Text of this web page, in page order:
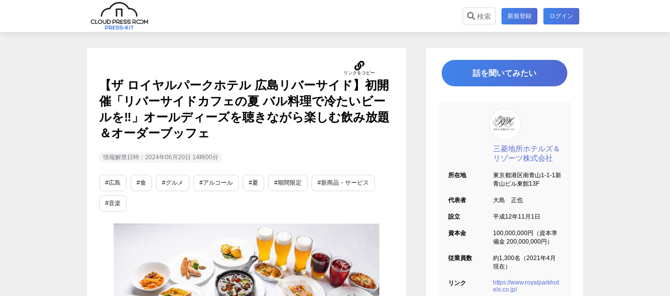
検索 新規登録 ログイン
【ザ ロイヤルパークホテル 広島リバーサイド】初開
催「リバーサイドカフェの夏 バル料理で冷たいビー
ルを‼」オールディーズを聴きながら楽しむ飲み放題
＆オーダーブッフェ
情報解禁日時：2024年06月20日 14時00分
#広島 #食 #グルメ #アルコール #夏 #期間限定 #新商品・サービス
#音楽
話を聞いてみたい
三菱地所ホテルズ＆
リゾーツ株式会社
所在地
東京都港区南青山1-1-1新
青山ビル東館13F
代表者 大島 正也
設立 平成12年11月1日
資本金
100,000,000円（資本準
備金 200,000,000円）
従業員数
約1,300名（2021年4月
現在）
リンク
https://www.royalparkhot
els.co.jp/